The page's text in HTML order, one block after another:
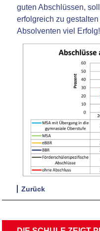
guten Abschlüssen,
erfolgreich zu
Absolventen viel Erfolg!
Zurück